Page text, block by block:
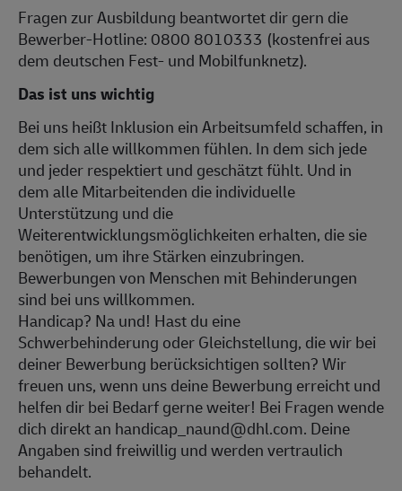
Fragen zur Ausbildung beantwortet dir gern die
Bewerber-Hotline: 0800 8010333 (kostenfrei aus
dem deutschen Fest- und Mobilfunknetz).
Das ist uns wichtig
Bei uns heißt Inklusion ein Arbeitsumfeld schaffen, in
dem sich alle willkommen fühlen. In dem sich jede
und jeder respektiert und geschätzt fühlt. Und in
dem alle Mitarbeitenden die individuelle
Unterstützung und die
Weiterentwicklungsmöglichkeiten erhalten, die sie
benötigen, um ihre Stärken einzubringen.
Bewerbungen von Menschen mit Behinderungen
sind bei uns willkommen.
Handicap? Na und! Hast du eine
Schwerbehinderung oder Gleichstellung, die wir bei
deiner Bewerbung berücksichtigen sollten? Wir
freuen uns, wenn uns deine Bewerbung erreicht und
helfen dir bei Bedarf gerne weiter! Bei Fragen wende
dich direkt an handicap_naund@dhl.com. Deine
Angaben sind freiwillig und werden vertraulich
behandelt.